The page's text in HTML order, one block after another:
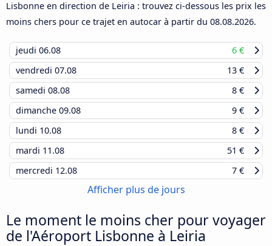
Lisbonne en direction de Leiria : trouvez ci-dessous les prix les
moins chers pour ce trajet en autocar à partir du 08.08.2026.
jeudi 06.08
6 €
vendredi 07.08
13 €
samedi 08.08
8 €
dimanche 09.08
9 €
lundi 10.08
8 €
mardi 11.08
51 €
mercredi 12.08 7 €
Afficher plus de jours
Le moment le moins cher pour voyager
de l'Aéroport Lisbonne à Leiria